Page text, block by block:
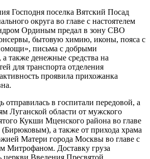
Господня поселка Вятский Посад
округа во главе с настоятелем
Ординым предал в зону СВО
бытовую химию, иконы, пояса с
письма с добрыми
также денежные средства на
для транспорта отделения
проявила прихожанка
в госпитали передовой, а
Луганской области от мужского
Кукши Мценского района во главе
а также от прихода храма
Матери города Москвы во главе с
Митрофаном. Доставку груза
церкви Введения Пресвятой